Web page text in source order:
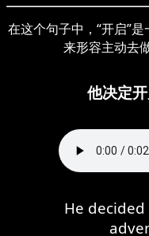
在这个句子中，“开启”
来形容主动去
他决定开
He